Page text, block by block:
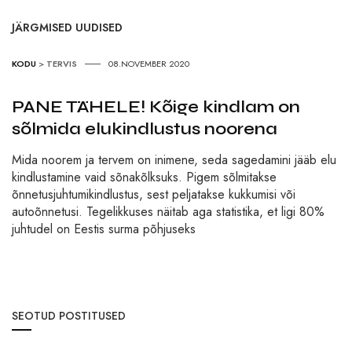
JÄRGMISED UUDISED
KODU > TERVIS 08.NOVEMBER 2020
PANE TÄHELE! Kõige kindlam on
sõlmida elukindlustus noorena
Mida noorem ja tervem on inimene, seda sagedamini jääb elu
kindlustamine vaid sõnakõlksuks. Pigem sõlmitakse
õnnetusjuhtumikindlustus, sest peljatakse kukkumisi või
autoõnnetusi. Tegelikkuses näitab aga statistika, et ligi 80%
juhtudel on Eestis surma põhjuseks
SEOTUD POSTITUSED